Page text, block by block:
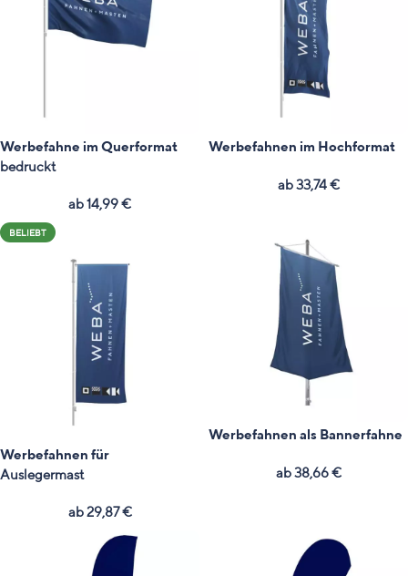
Werbefahne im Querformat
bedruckt
ab14,99€
Werbefahnen im Hochformat
ab33,74€
BELIEBT
Werbefahnen für
Auslegermast
ab29,87€
Werbefahnen als Bannerfahne
ab38,66€